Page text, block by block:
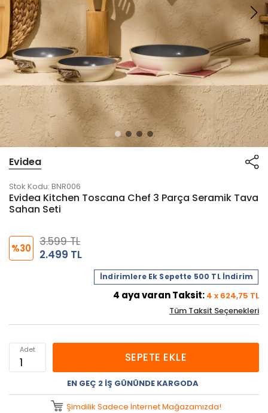
Evidea
Stok Kodu: BNR006
Evidea Kitchen Toscana Chef 3 Parça Seramik Tava
Sahan Seti
%30
3.599 TL
2.499 TL
İndirimlere Ek Sepette 500 TL İndirim
4 aya varan Taksit: 4 x 624,75 TL
Tüm Taksit Seçenekleri
Adet
SEPETE EKLE
EN GEÇ 2 İŞ GÜNÜNDE KARGODA
Şimdilik Sadece İnternet Mağazamızda!